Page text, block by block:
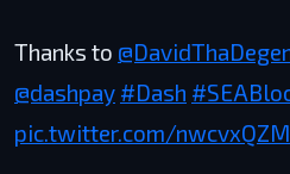
Thanks to
@dashpay #Dash
pic.twitter.com/